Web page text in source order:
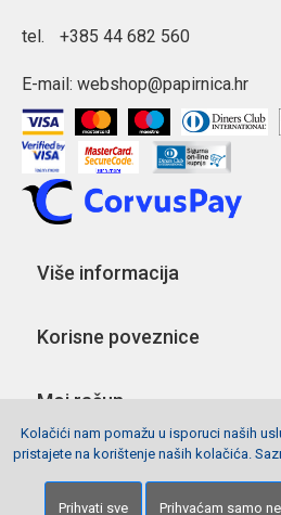
tel. +385 44 682 560
E-mail: webshop@papirnica.hr
Više informacija
Korisne poveznice
Moj račun
Pratite nas
Kolačići nam pomažu u isporuci naših
pristajete na korištenje naših kolačića.
Prihvati sve Prihvaćam samo